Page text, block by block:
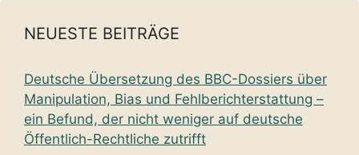
NEUESTE BEITRÄGE
Deutsche Übersetzung des BBC-Dossiers über
Manipulation, Bias und Fehlberichterstattung –
ein Befund, der nicht weniger auf deutsche
Öffentlich-Rechtliche zutrifft